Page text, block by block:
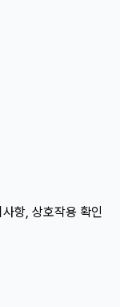
항, 상호작용 확인